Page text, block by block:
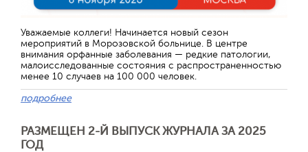
Уважаемые коллеги! Начинается новый сезон
мероприятий в Морозовской больнице. В центре
внимания орфанные заболевания — редкие патологии,
малоисследованные состояния с распространенностью
менее 10 случаев на 100 000 человек.
подробнее
РАЗМЕЩЕН 2-Й ВЫПУСК ЖУРНАЛА ЗА 2025
ГОД